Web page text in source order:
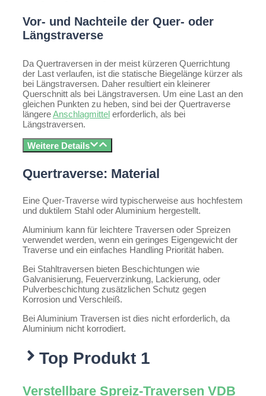
Vor- und Nachteile der Quer- oder
Längstraverse
Da Quertraversen in der meist kürzeren Querrichtung
der Last verlaufen, ist die statische Biegelänge kürzer als
bei Längstraversen. Daher resultiert ein kleinerer
Querschnitt als bei Längstraversen. Um eine Last an den
gleichen Punkten zu heben, sind bei der Quertraverse
längereAnschlagmittel erforderlich, als bei
Längstraversen.
Weitere Details
Quertraverse: Material
Eine Quer-Traverse wird typischerweise aus hochfestem
und duktilem Stahl oder Aluminium hergestellt.
Aluminium kann für leichtere Traversen oder Spreizen
verwendet werden, wenn ein geringes Eigengewicht der
Traverse und ein einfaches Handling Priorität haben.
Bei Stahltraversen bieten Beschichtungen wie
Galvanisierung, Feuerverzinkung, Lackierung, oder
Pulverbeschichtung zusätzlichen Schutz gegen
Korrosion und Verschleiß.
Bei Aluminium Traversen ist dies nicht erforderlich, da
Aluminium nicht korrodiert.
Top Produkt 1
Verstellbare Spreiz-Traversen VDB